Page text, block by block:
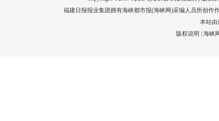
福建日报报业集团拥有海峡都市报(海峡网)采编人员所创作
本站由
版权说明
|海峡